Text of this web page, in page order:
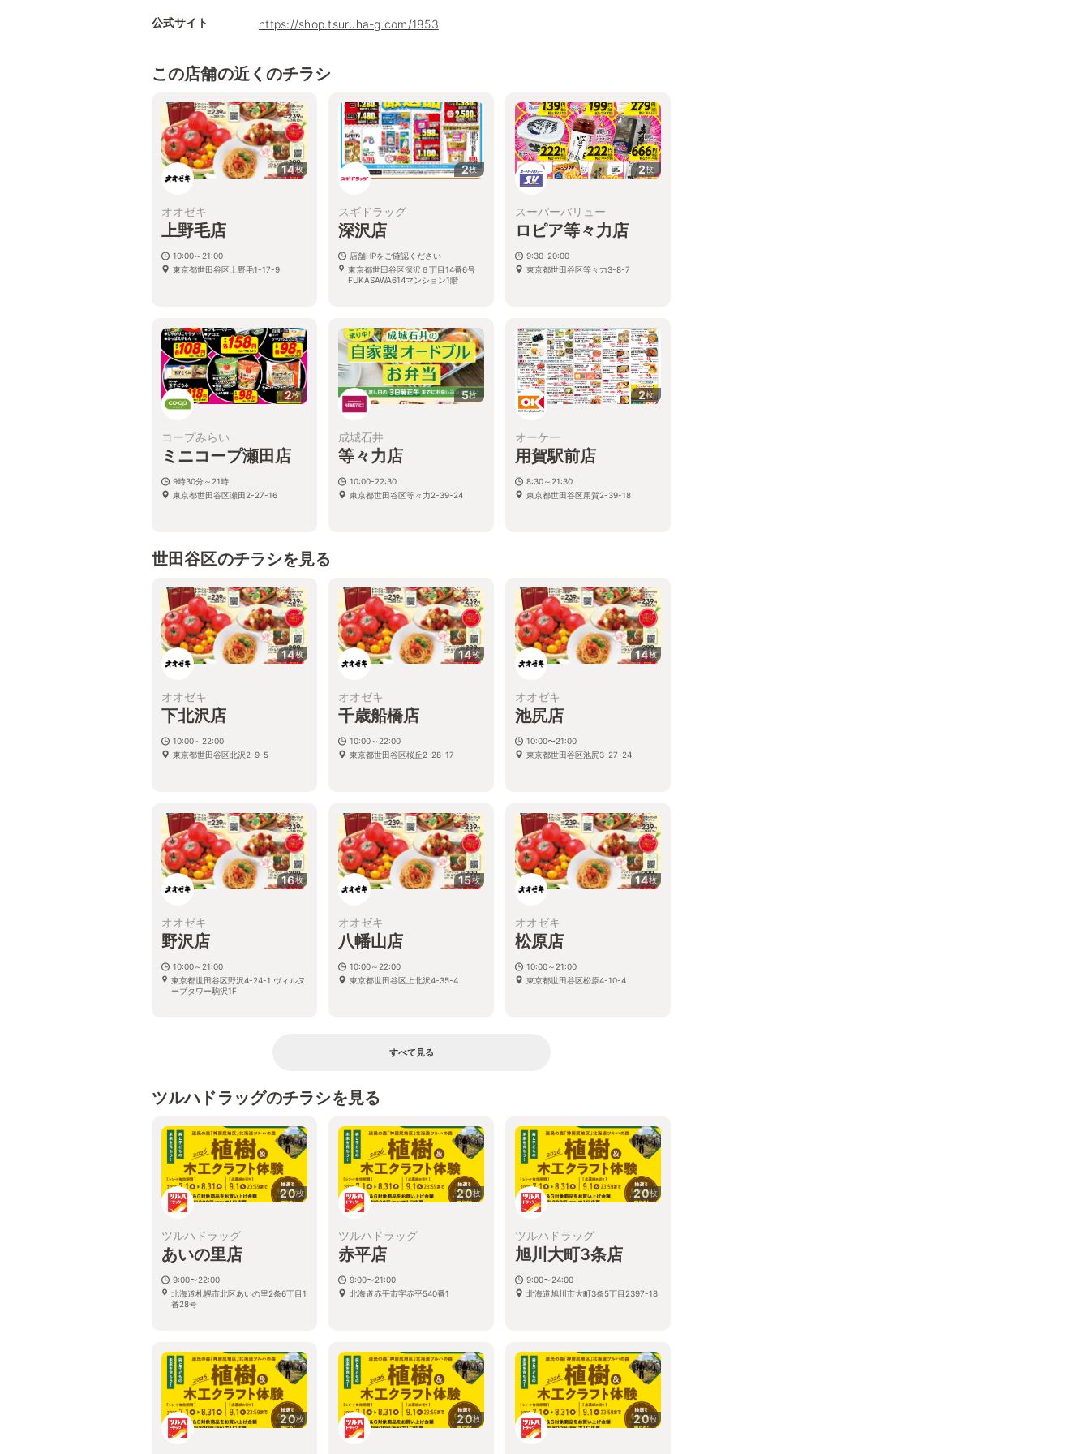
公式サイト https://shop.tsuruha-g.com/1853
この店舗の近くのチラシ
14枚
オオゼキ
上野毛店
10:00～21:00
東京都世田谷区上野毛1-17-9
2枚
スギドラッグ
深沢店
店舗HPをご確認ください
東京都世田谷区深沢６丁目14番6号
FUKASAWA614マンション1階
2枚
スーパーバリュー
ロピア等々力店
9:30-20:00
東京都世田谷区等々力3-8-7
2枚
コープみらい
ミニコープ瀬田店
9時30分～21時
東京都世田谷区瀬田2-27-16
5枚
成城石井
等々力店
10:00-22:30
東京都世田谷区等々力2-39-24
2枚
オーケー
用賀駅前店
8:30～21:30
東京都世田谷区用賀2-39-18
世田谷区のチラシを見る
14枚
オオゼキ
下北沢店
10:00～22:00
東京都世田谷区北沢2-9-5
14枚
オオゼキ
千歳船橋店
10:00～22:00
東京都世田谷区桜丘2-28-17
14枚
オオゼキ
池尻店
10:00〜21:00
東京都世田谷区池尻3-27-24
16枚
オオゼキ
野沢店
10:00～21:00
東京都世田谷区野沢4-24-1 ヴィルヌ
ーブタワー駒沢1F
15枚
オオゼキ
八幡山店
10:00～22:00
東京都世田谷区上北沢4-35-4
14枚
オオゼキ
松原店
10:00～21:00
東京都世田谷区松原4-10-4
すべて見る
ツルハドラッグのチラシを見る
20枚
ツルハドラッグ
あいの里店
9:00〜22:00
北海道札幌市北区あいの里2条6丁目1
番28号
20枚
ツルハドラッグ
赤平店
9:00〜21:00
北海道赤平市字赤平540番1
20枚
ツルハドラッグ
旭川大町3条店
9:00〜24:00
北海道旭川市大町3条5丁目2397-18
20枚 20枚 20枚